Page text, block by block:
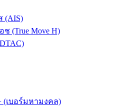
(AIS)
(True Move H)
(เบอร์มหามงคล)